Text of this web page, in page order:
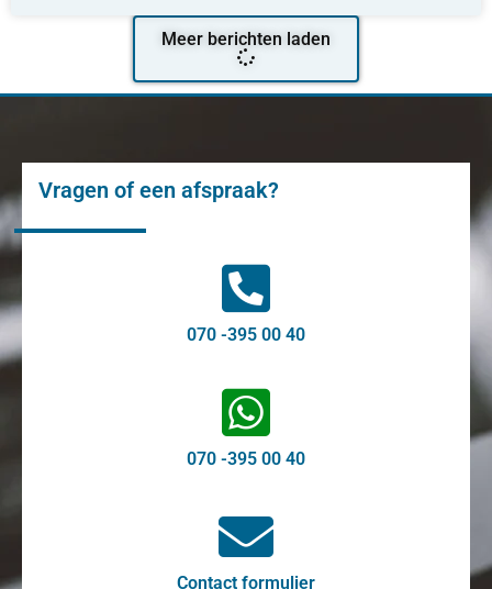
Meer berichten laden
Vragen of een afspraak?
070 -395 00 40
070 -395 00 40
Contact formulier